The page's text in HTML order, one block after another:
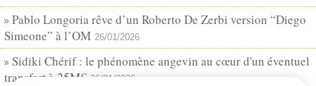
Pablo Longoria rêve d’un Roberto De Zerbi version “Diego
Simeone” à l’OM 26/01/2026
Sidiki Chérif : le phénomène angevin au cœur d'un éventuel
transfert à 25M€ 26/01/2026